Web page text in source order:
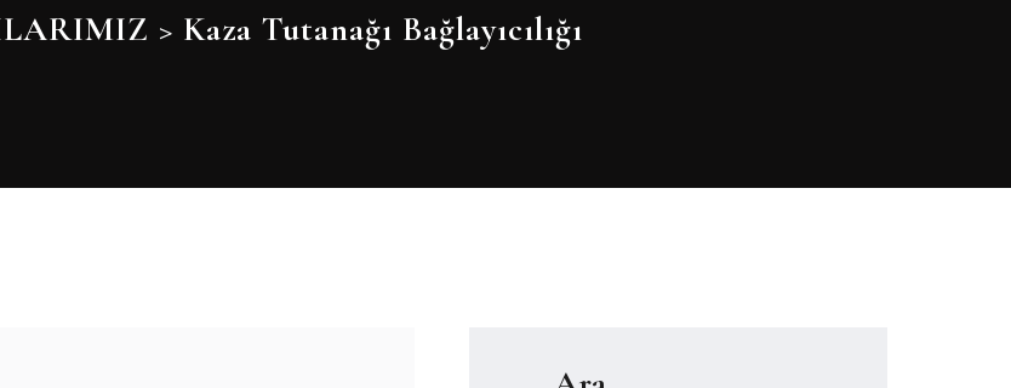
> Kaza Tutanağı Bağlayıcılığı